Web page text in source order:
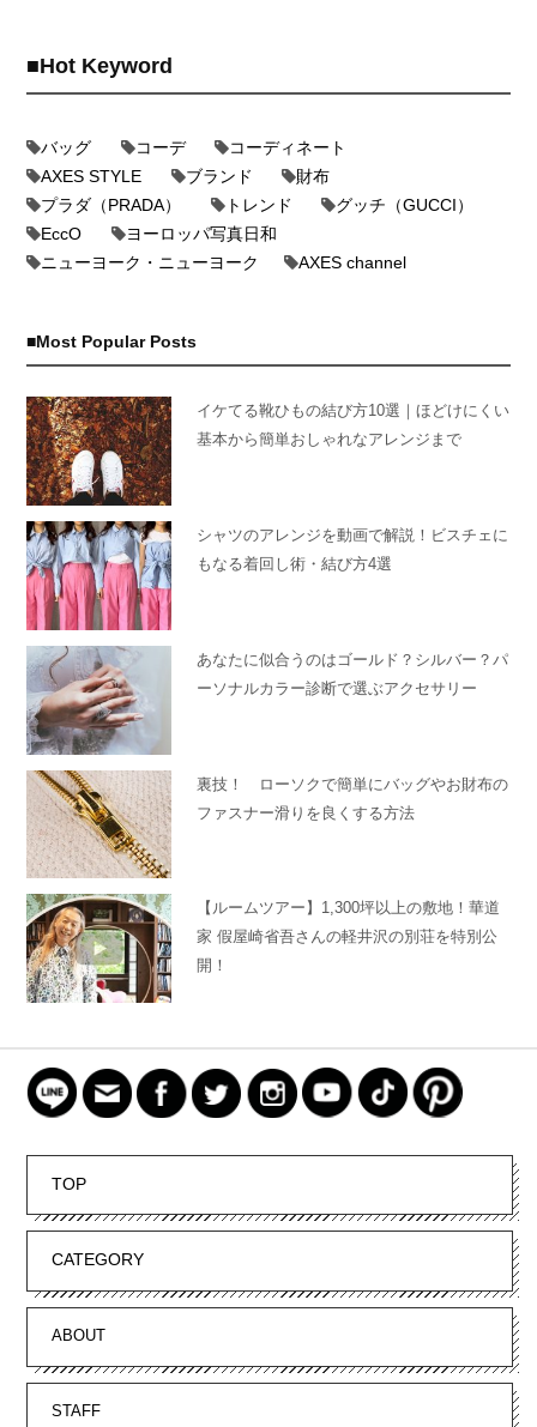
Hot Keyword
バッグ コーデ
コーディネート
AXES STYLE
ブランド
財布
プラダ（PRADA）
トレンド
グッチ（GUCCI）
EccO
ヨーロッパ写真日和
ニューヨーク・ニューヨーク
AXES channel
Most Popular Posts
イケてる靴ひもの結び方10選｜ほどけにくい
基本から簡単おしゃれなアレンジまで
シャツのアレンジを動画で解説！ビスチェに
もなる着回し術・結び方4選
あなたに似合うのはゴールド？シルバー？パ
ーソナルカラー診断で選ぶアクセサリー
裏技！ ローソクで簡単にバッグやお財布の
ファスナー滑りを良くする方法
【ルームツアー】1,300坪以上の敷地！華道
家 假屋崎省吾さんの軽井沢の別荘を特別公
開！
TOP
CATEGORY
ABOUT
STAFF